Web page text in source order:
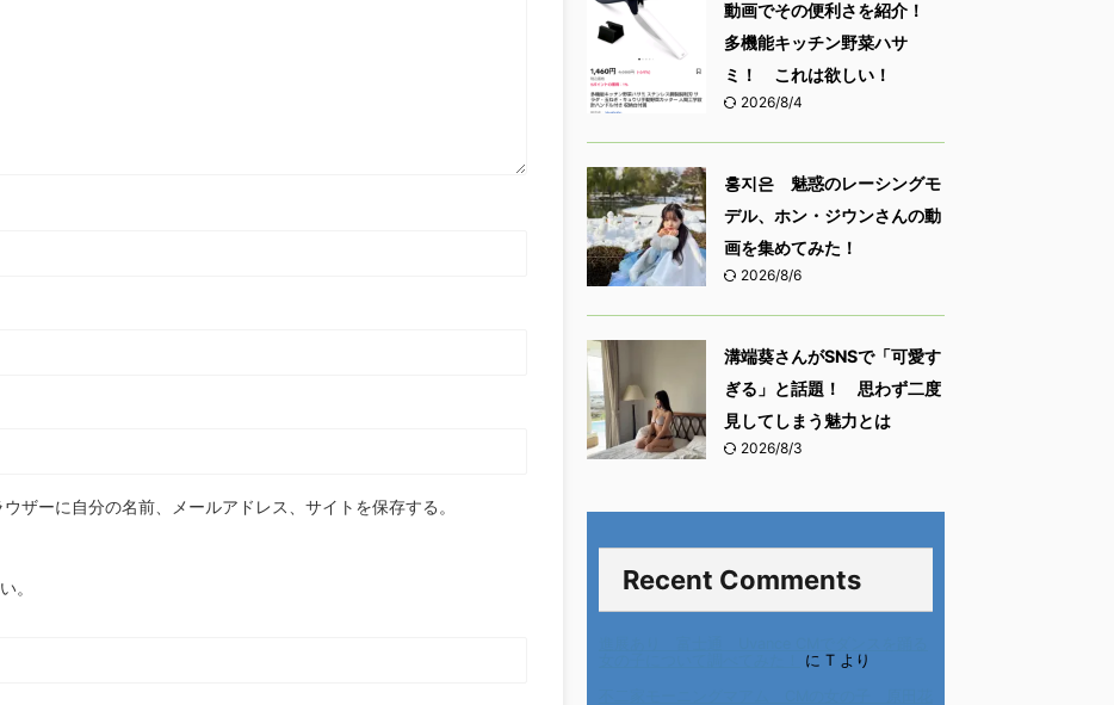
ザーに自分の名前、メールアドレス、サイトを保存する。
。
動画でその便利さを紹介！
多機能キッチン野菜ハサ
ミ！ これは欲しい！
2026/8/4
홍지은 魅惑のレーシングモ
デル、ホン・ジウンさんの動
画を集めてみた！
2026/8/6
溝端葵さんがSNSで「可愛す
ぎる」と話題！ 思わず二度
見してしまう魅力とは
2026/8/3
Recent Comments
に T より